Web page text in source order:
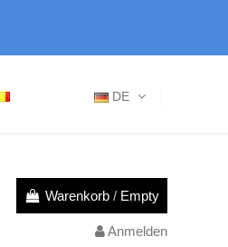
DE
Warenkorb / Empty
Anmelden